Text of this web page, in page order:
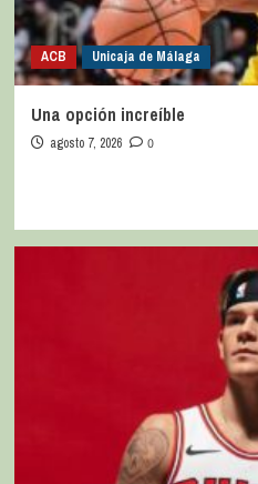
ACB Unicaja de Málaga
Una opción increíble
agosto 7, 2026 0